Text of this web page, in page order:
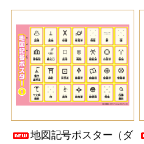
地図記号ポスター（ダ